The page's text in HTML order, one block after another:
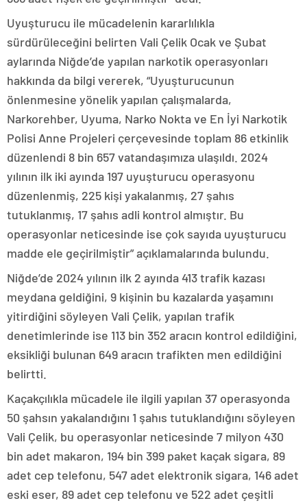
Uyuşturucu ile mücadelenin kararlılıkla
sürdürüleceğini belirten Vali Çelik Ocak ve Şubat
aylarında Niğde’de yapılan narkotik operasyonları
hakkında da bilgi vererek, “Uyuşturucunun
önlenmesine yönelik yapılan çalışmalarda,
Narkorehber, Uyuma, Narko Nokta ve En İyi Narkotik
Polisi Anne Projeleri çerçevesinde toplam 86 etkinlik
düzenlendi 8 bin 657 vatandaşımıza ulaşıldı. 2024
yılının ilk iki ayında 197 uyuşturucu operasyonu
düzenlenmiş, 225 kişi yakalanmış, 27 şahıs
tutuklanmış, 17 şahıs adli kontrol almıştır. Bu
operasyonlar neticesinde ise çok sayıda uyuşturucu
madde ele geçirilmiştir” açıklamalarında bulundu.
Niğde’de 2024 yılının ilk 2 ayında 413 trafik kazası
meydana geldiğini, 9 kişinin bu kazalarda yaşamını
yitirdiğini söyleyen Vali Çelik, yapılan trafik
denetimlerinde ise 113 bin 352 aracın kontrol edildiğini,
eksikliği bulunan 649 aracın trafikten men edildiğini
belirtti.
Kaçakçılıkla mücadele ile ilgili yapılan 37 operasyonda
50 şahsın yakalandığını 1 şahıs tutuklandığını söyleyen
Vali Çelik, bu operasyonlar neticesinde 7 milyon 430
bin adet makaron, 194 bin 399 paket kaçak sigara, 89
adet cep telefonu, 547 adet elektronik sigara, 146 adet
eski eser, 89 adet cep telefonu ve 522 adet çeşitli